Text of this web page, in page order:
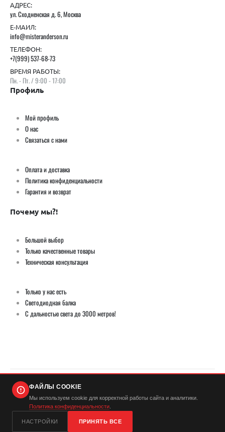
АДРЕС:
ул. Сходненская д. 6, Москва
Е-МАИЛ:
info@misteranderson.ru
ТЕЛЕФОН:
+7(999) 537-68-73
ВРЕМЯ РАБОТЫ:
Пн. - Пт. / 9:00 - 17:00
Профиль
Мой профиль
О нас
Связаться с нами
Оплата и доставка
Политика конфиденциальности
Гарантия и возврат
Почему мы?!
Большой выбор
Только качественные товары
Техническая консультация
Только у нас есть
Светодиодная балка
С дальностью света до 3000 метров!
© Демич ИП (ИНН 501724446420) / Мистер Андерсон 2026. Все права защищены
...
ФАЙЛЫ COOKIE
Мы используем cookie для корректной работы сайта и аналитики.
Политика конфиденциальности
НАСТРОЙКИ ПРИНЯТЬ ВСЕ